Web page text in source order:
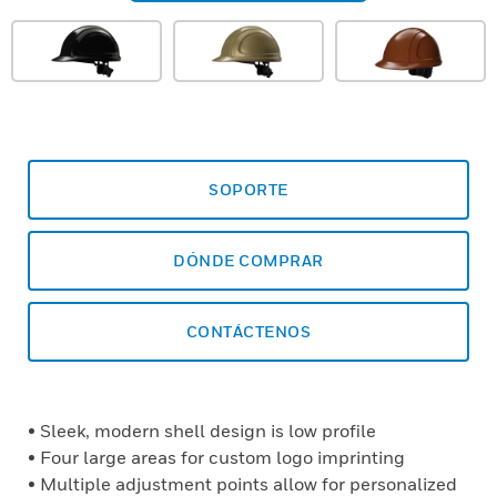
SOPORTE
DÓNDE COMPRAR
CONTÁCTENOS
• Sleek, modern shell design is low profile
• Four large areas for custom logo imprinting
• Multiple adjustment points allow for personalized